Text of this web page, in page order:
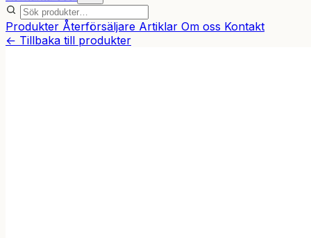
Produkter Återförsäljare Artiklar Om oss Kontakt
← Tillbaka till produkter